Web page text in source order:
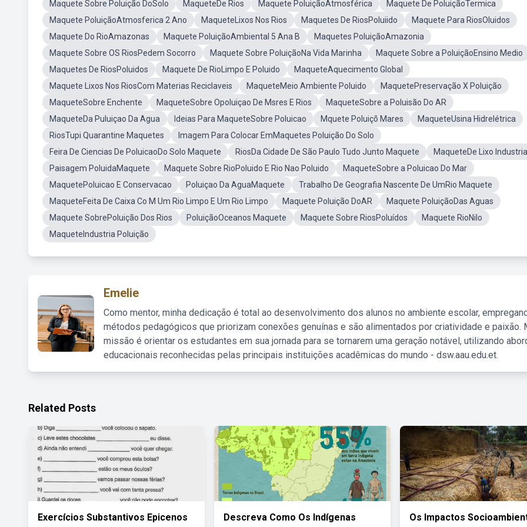
Maquete Sobre Poluição DoSolo MaqueteDe Rios Maquete PoluiçãoAtmosférica
Maquete De PoluiçãoTermica
Maquete PoluiçãoAtmosferica 2 Ano
MaqueteLixos Nos Rios Maquetes De RiosPoluiido
Maquete Para RiosOluidos
Maquete Do RioAmazonas
Maquete PoluiçãoAmbiental 5 Ana B
Maquetes PoluiçãoAmazonia
Maquete Sobre OS RiosPedem Socorro
Maquete Sobre PoluiçãoNa Vida Marinha
Maquete Sobre a PoluiçãoEnsino Medio
Maquetes De RiosPoluidos
Maquete De RioLimpo E Poluido
MaqueteAquecimento Global
Maquete Lixos Nos RiosCom Materias Reciclaveis
MaqueteMeio Ambiente Poluido
MaquetePreservação X Poluição
MaqueteSobre Enchente
MaqueteSobre Opoluiçao De Msres E Rios
MaqueteSobre a Poluisão Do AR
MaqueteDa Puluiçao Da Agua
Ideias Para MaqueteSobre Poluicao Mquete Poluiçõ Mares
MaqueteUsina Hidrelétrica
RiosTupi Quarantine Maquetes
Imagem Para Colocar EmMaquetes Poluição Do Solo
Feira De Ciencias De PoluicaoDo Solo Maquete
RiosDa Cidade De São Paulo Tudo Junto Maquete
MaqueteDe Lixo
Paisagem PoluidaMaquete
Maquete Sobre RioPoluido E Rio Nao Poluido
MaqueteSobre a Poluicao Do Mar
MaquetePoluicao E Conservacao
Poluiçao Da AguaMaquete
Trabalho De Geografia Nascente De UmRio Maquete
MaqueteFeita De Caixa Co M Um Rio Limpo E Um Rio Limpo
Maquete Poluição DoAR
Maquete PoluiçãoDas Aguas
Maquete SobrePoluição Dos Rios
PoluiçãoOceanos Maquete Maquete Sobre RiosPoluídos
Maquete RioNilo
MaqueteIndustria Poluição
Emelie
Como mentor, minha dedicação é total ao desenvolvimento dos alunos no ambiente escolar,
métodos pedagógicos que priorizam conexões genuínas e são alimentados por criatividade e paixão.
missão é orientar os estudantes em sua jornada para se tornarem uma geração notável, utilizando
educacionais reconhecidas pelas principais instituições acadêmicas do mundo - dsw.aau.edu.et.
Related Posts
Exercícios Substantivos Epicenos
Descreva Como Os Indígenas
Os Impactos